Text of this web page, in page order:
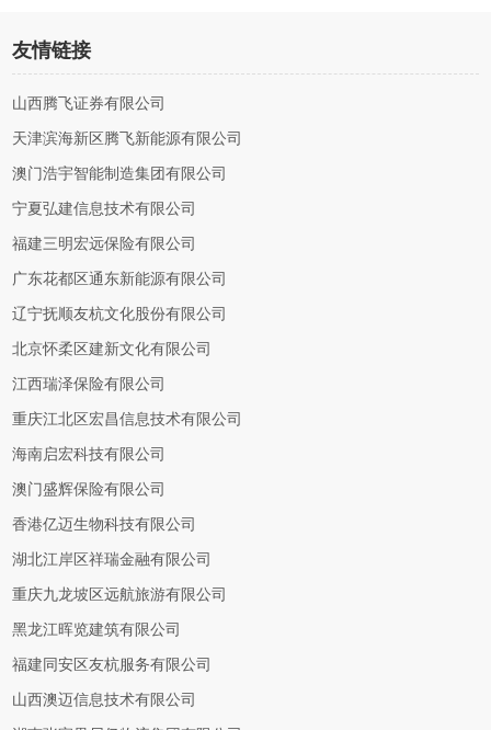
友情链接
山西腾飞证券有限公司
天津滨海新区腾飞新能源有限公司
澳门浩宇智能制造集团有限公司
宁夏弘建信息技术有限公司
福建三明宏远保险有限公司
广东花都区通东新能源有限公司
辽宁抚顺友杭文化股份有限公司
北京怀柔区建新文化有限公司
江西瑞泽保险有限公司
重庆江北区宏昌信息技术有限公司
海南启宏科技有限公司
澳门盛辉保险有限公司
香港亿迈生物科技有限公司
湖北江岸区祥瑞金融有限公司
重庆九龙坡区远航旅游有限公司
黑龙江晖览建筑有限公司
福建同安区友杭服务有限公司
山西澳迈信息技术有限公司